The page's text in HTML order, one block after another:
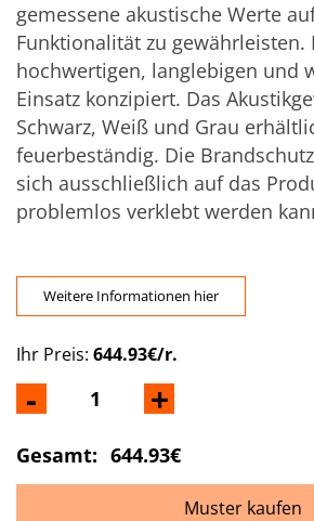
gemessene akustische Werte
Funktionalität zu gewährleisten.
hochwertigen, langlebigen und
Einsatz konzipiert. Das
Schwarz, Weiß und Grau
feuerbeständig. Die
sich ausschließlich auf das
problemlos verklebt werden
Weitere Informationen hier
- +
Ihr Preis: 644.93€/r.
Gesamt: 644.93€
Muster kaufen